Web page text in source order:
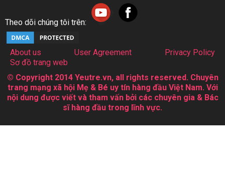
Theo dõi chúng tôi trên:
About us User Agreement
Privacy Policy
Sơ đồ trang web
© Copyright 2014 Yeutre.vn, all rights reserved. Chuyên
trang mạng xã hội Mẹ & Bé uy tín hàng đầu Việt Nam. Với
nội dung được viết và tham vấn bởi các chuyên gia & Bác
sĩ hàng đầu trong lĩnh vực.